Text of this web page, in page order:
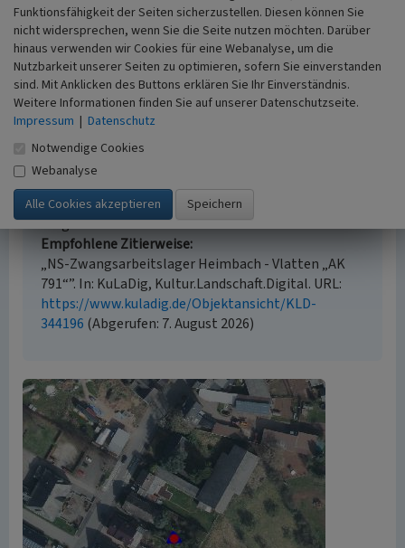
Beginn 1939, Ende 1945
Empfohlene Zitierweise
Urheberrechtlicher Hinweis
Der hier präsentierte Inhalt steht unter der freien
Lizenz CC BY 4.0 (Namensnennung). Die angezeigten
Medien unterliegen möglicherweise zusätzlichen
urheberrechtlichen Bedingungen, die an diesen
ausgewiesen sind.
Empfohlene Zitierweise
„NS-Zwangsarbeitslager Heimbach - Vlatten „AK
791“”. In: KuLaDig, Kultur.Landschaft.Digital. URL:
https://www.kuladig.de/Objektansicht/KLD-
344196 (Abgerufen: 7. August 2026)
Funktionsfähigkeit der Seiten sicherzustellen. Diesen können Sie
nicht widersprechen, wenn Sie die Seite nutzen möchten. Darüber
hinaus verwenden wir Cookies für eine Webanalyse, um die
Nutzbarkeit unserer Seiten zu optimieren, sofern Sie einverstanden
sind. Mit Anklicken des Buttons erklären Sie Ihr Einverständnis.
Weitere Informationen finden Sie auf unserer Datenschutzseite.
Impressum | Datenschutz
Notwendige Cookies
Webanalyse